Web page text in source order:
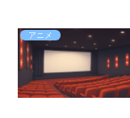
アニメ